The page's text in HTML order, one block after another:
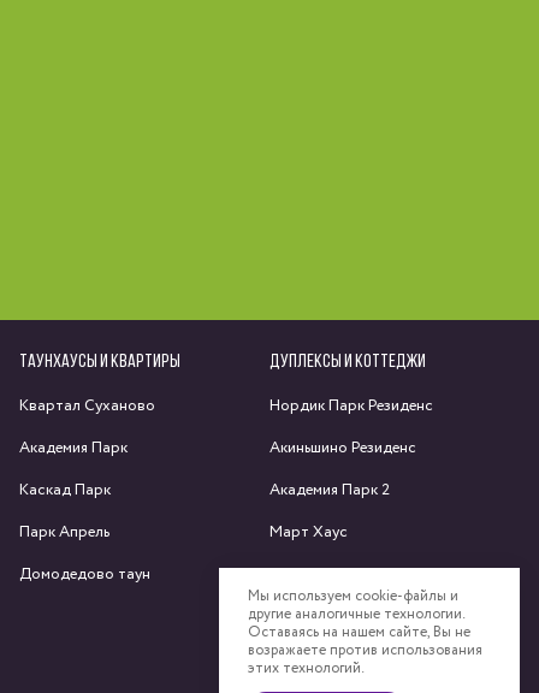
Мы используем cookie-файлы и
другие аналогичные технологии.
Оставаясь на нашем сайте, Вы не
возражаете против использования
этих технологий.
ТАУНХАУСЫ И КВАРТИРЫ
Квартал Суханово
Академия Парк
Каскад Парк
Парк Апрель
Домодедово таун
ДУПЛЕКСЫ И КОТТЕДЖИ
Нордик Парк Резиденс
Акиньшино Резиденс
Академия Парк 2
Март Хаус
Яхрома парк
Спас-Каменка
Федоскино Парк